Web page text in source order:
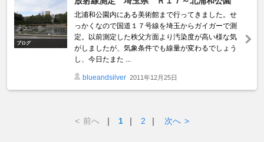
ブログ
北浦和公園内にある美術館まで行ってきました。せ
っかくなので国道１７号線を埼玉からガイガーで測
定。以前測定した秩父方面より汚染度が高い様な気
がしましたが、気象条件でも線量が変わるでしょう
し、今日たまた ...
blueandsilver 2011年12月25日
< 前へ ｜ 1 ｜ 2 ｜ 次へ >